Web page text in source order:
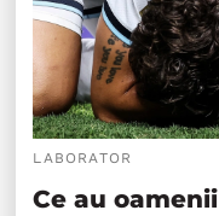
LABORATOR
Ce au